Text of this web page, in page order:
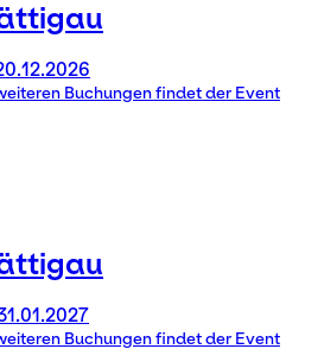
Buchungen findet der Event
Buchungen findet der Event